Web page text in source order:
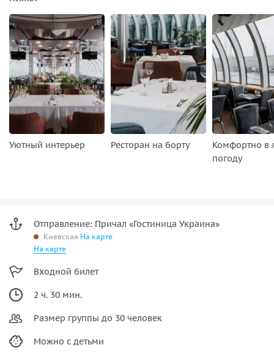
Уютный интерьер Ресторан на борту
Комфортно в
погоду
Отправление: Причал «Гостиница Украина»
Киевская На карте
На карте
Входной билет
2 ч. 30 мин.
Размер группы до 30 человек
Можно с детьми